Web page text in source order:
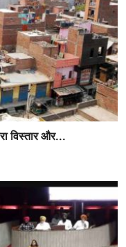
विस्तार और...